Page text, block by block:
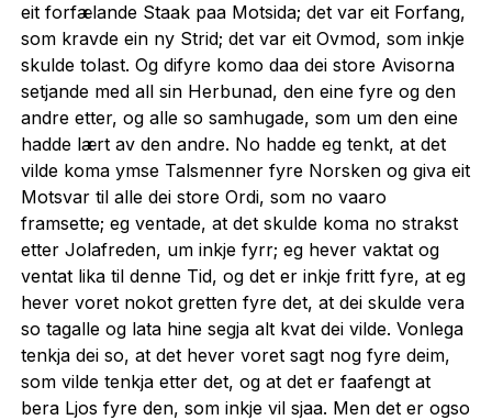
eit forfælande Staak paa Motsida; det var eit Forfang,
som kravde ein ny Strid; det var eit Ovmod, som inkje
skulde tolast. Og difyre komo daa dei store Avisorna
setjande med all sin Herbunad, den eine fyre og den
andre etter, og alle so samhugade, som um den eine
hadde lært av den andre. No hadde eg tenkt, at det
vilde koma ymse Talsmenner fyre Norsken og giva eit
Motsvar til alle dei store Ordi, som no vaaro
framsette; eg ventade, at det skulde koma no strakst
etter Jolafreden, um inkje fyrr; eg hever vaktat og
ventat lika til denne Tid, og det er inkje fritt fyre, at eg
hever voret nokot gretten fyre det, at dei skulde vera
so tagalle og lata hine segja alt kvat dei vilde. Vonlega
tenkja dei so, at det hever voret sagt nog fyre deim,
som vilde tenkja etter det, og at det er faafengt at
bera Ljos fyre den, som inkje vil sjaa. Men det er ogso